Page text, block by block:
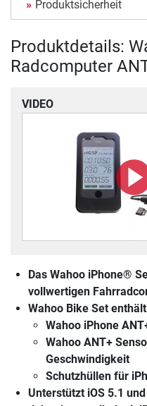
Produktsicherheit
Produktdetails:
Radcomputer
VIDEO
Das Wahoo iPhone®
vollwertigen
Wahoo Bike Set
Wahoo iPhone
Wahoo ANT+
Geschwindigkeit
Schutzhüllen für
Unterstützt iOS 5.1